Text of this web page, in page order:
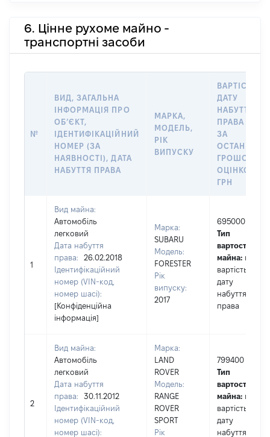
6. Цінне рухоме майно -
транспортні засоби
№
ВИД, ЗАГАЛЬНА
ІНФОРМАЦІЯ ПРО
ОБʼЄКТ,
ІДЕНТИФІКАЦІЙНИЙ
НОМЕР (ЗА
НАЯВНОСТІ), ДАТА
НАБУТТЯ ПРАВА
МАРКА,
МОДЕЛЬ,
РІК
ВИПУСКУ
ВАРТІСТЬ
ДАТУ
НАБУТТЯ
ПРАВА АБО
ЗА
ГРОШОВОЮ
ОЦІНКОЮ,
ГРН
1
Вид майна:
Автомобіль
легковий
Дата набуття
права:
26.02.2018
Ідентифікаційний
номер (VIN-код,
номер шасі):
[Конфіденційна
інформація]
Марка:
SUBARU
Модель:
FORESTER
Рік
випуску:
2017
695000
Тип
вартості
майна: це
вартість на
дату
набуття
права
2
Вид майна:
Автомобіль
легковий
Дата набуття
права:
30.11.2012
Ідентифікаційний
номер (VIN-код,
номер шасі):
Марка:
LAND
ROVER
Модель:
RANGE
ROVER
SPORT
Рік
799400
Тип
вартості
майна: це
вартість на
дату
набуття